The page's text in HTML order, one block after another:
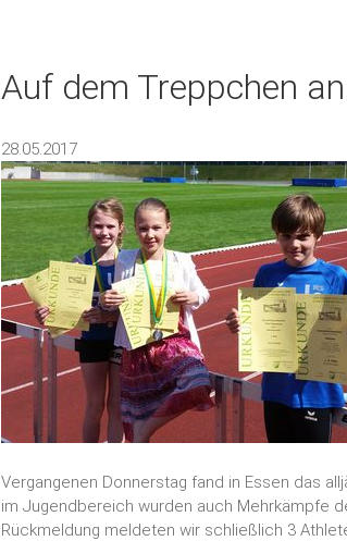
Auf dem Treppchen
28.05.2017
Vergangenen Donnerstag fand in Essen das
im Jugendbereich wurden auch Mehrkämpfe
Rückmeldung meldeten wir schließlich 3